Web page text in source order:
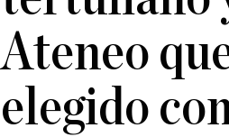
Ateneo
elegido